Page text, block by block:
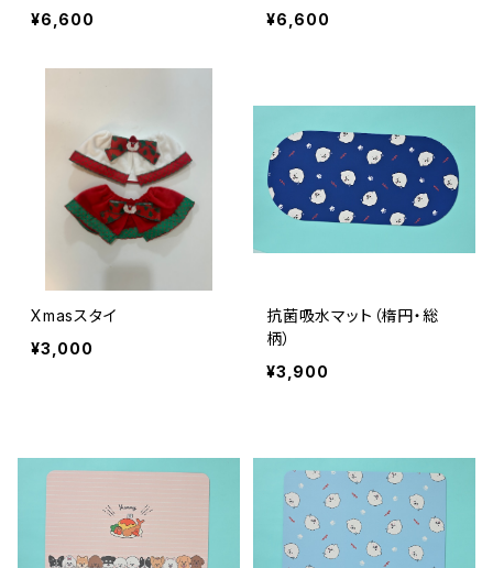
¥6,600 ¥6,600
Xmasスタイ
¥3,000
抗菌吸水マット（楕円・総
柄）
¥3,900